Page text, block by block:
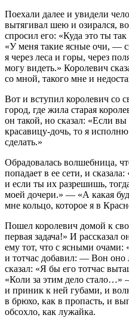
Поехали далее и увидели
вытягивал шею и озирался,
спросил его: «Куда это ты
«У меня такие ясные очи, —
я через леса и горы, через
могу видеть.» Королевич
со мной, такого мне и
Вот и вступил королевич со
город, где жила старая
он такой, но сказал: «Если
красавицу-дочь, то я
сделать.»
Обрадовалась волшебница,
попадает в ее сети, и
и если ты их разрешишь,
моей дочери.» — «А какая
мне кольцо, которое я в
Пошел королевич домой к
первая задача!» И рассказал
ему тот, что с ясными
и тотчас добавил: — Вон оно
сказал: «Я бы его тотчас
«Коли за этим дело стало…»
и приник к ней губами, и
в брюхо, как в пропасть, и
обсохло, как лужайка.